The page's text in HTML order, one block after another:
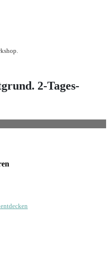
2-Tages-